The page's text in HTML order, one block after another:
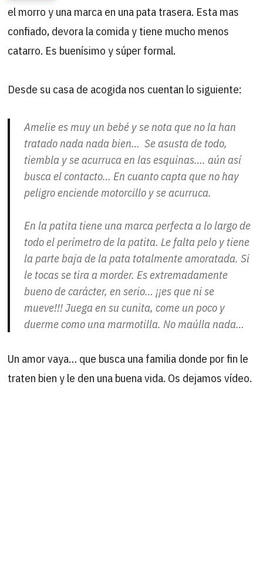
el morro y una marca en una pata trasera. Esta mas
confiado, devora la comida y tiene mucho menos
catarro. Es buenísimo y súper formal.
Desde su casa de acogida nos cuentan lo siguiente:
Amelie es muy un bebé y se nota que no la han
tratado nada nada bien… Se asusta de todo,
tiembla y se acurruca en las esquinas…. aún así
busca el contacto… En cuanto capta que no hay
peligro enciende motorcillo y se acurruca.
En la patita tiene una marca perfecta a lo largo de
todo el perímetro de la patita. Le falta pelo y tiene
la parte baja de la pata totalmente amoratada. Si
le tocas se tira a morder. Es extremadamente
bueno de carácter, en serio… ¡¡es que ni se
mueve!!! Juega en su cunita, come un poco y
duerme como una marmotilla. No maúlla nada…
Un amor vaya… que busca una familia donde por fin le
traten bien y le den una buena vida. Os dejamos vídeo.